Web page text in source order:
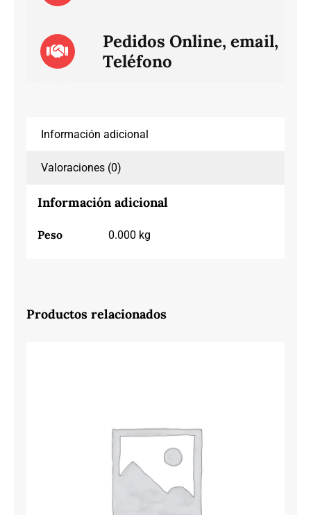
Pedidos Online, email,
Teléfono
Información adicional
Valoraciones (0)
Información adicional
Peso 0.000 kg
Productos relacionados
50189 CM PIEDRA 78